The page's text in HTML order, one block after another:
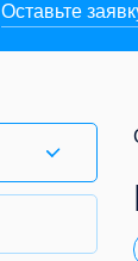
Оставьте